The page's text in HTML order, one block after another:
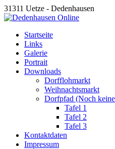
31311 Uetze - Dedenhausen
Startseite
Links
Galerie
Portrait
Downloads
Dorfflohmarkt
Weihnachtsmarkt
Dorfpfad (Noch
Tafel 1
Tafel 2
Tafel 3
Kontaktdaten
Impressum